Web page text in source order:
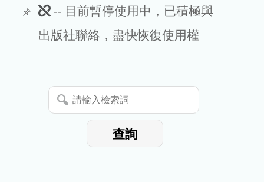
此
期
暫
停
-- 目前暫停使用中，已積極與
出版社聯絡，盡快恢復使用權
請
輸
查詢